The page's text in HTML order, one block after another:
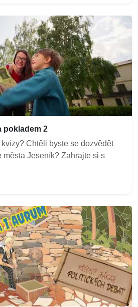
pokladem 2
Chtěli byste se dozvědět
města Jeseník? Zahrajte si s